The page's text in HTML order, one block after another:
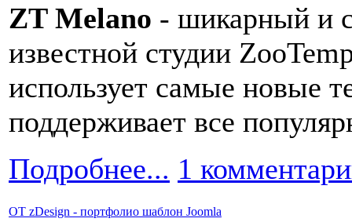
ZT Melano - шикарный и
известной студии
использует самые новые
поддерживает все
Подробнее... 1
OT zDesign - портфолио шаблон Joomla